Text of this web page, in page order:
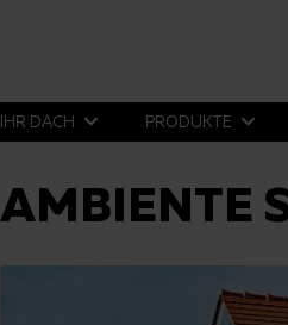
IHR DACH PRODUKTE
AMBIENTE